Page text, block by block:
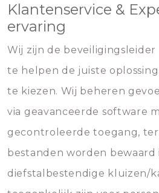
Klantenservice &
ervaring
Wij zijn de
te helpen de juiste
te kiezen. Wij beheren
via geavanceerde software
gecontroleerde toegang,
bestanden worden bewaard
diefstalbestendige kluizen/